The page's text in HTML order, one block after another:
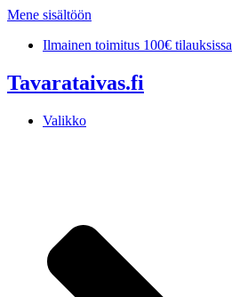
Mene sisältöön
Ilmainen toimitus 100€ tilauksissa
Tavarataivas.fi
Valikko